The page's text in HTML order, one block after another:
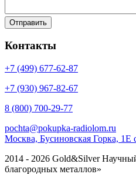
Контакты
+7 (499) 677-62-87
+7 (930) 967-82-67
8 (800) 700-29-77
pochta@pokupka-radiolom.ru
Москва, Бусиновская Горка, 1Е
2014 - 2026 Gold&Silver
благородных металлов»